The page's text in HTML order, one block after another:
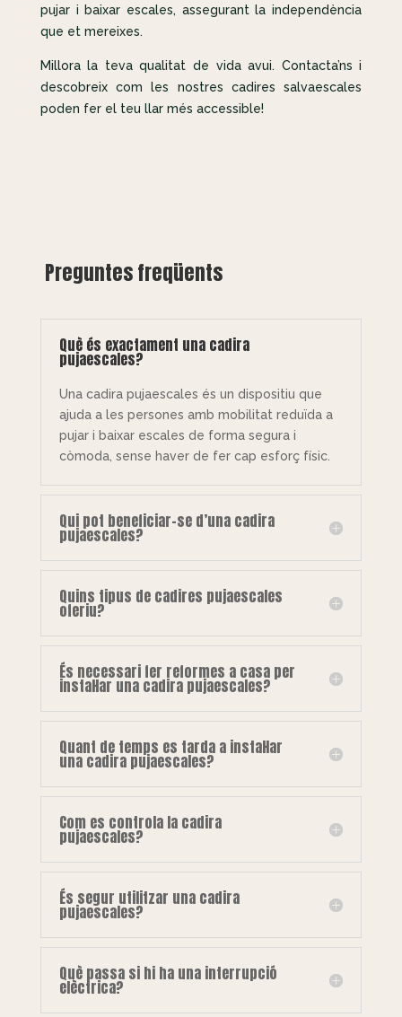
pujar i baixar escales, assegurant la independència
que et mereixes.
Millora la teva qualitat de vida avui. Contacta’ns i
descobreix com les nostres cadires salvaescales
poden fer el teu llar més accessible!
Preguntes freqüents
Què és exactament una cadira
pujaescales?
Una cadira pujaescales és un dispositiu que
ajuda a les persones amb mobilitat reduïda a
pujar i baixar escales de forma segura i
còmoda, sense haver de fer cap esforç físic.
Qui pot beneficiar-se d’una cadira
pujaescales?
Quins tipus de cadires pujaescales
oferiu?
És necessari fer reformes a casa per
instal·lar una cadira pujaescales?
Quant de temps es tarda a instal·lar
una cadira pujaescales?
Com es controla la cadira
pujaescales?
És segur utilitzar una cadira
pujaescales?
Què passa si hi ha una interrupció
elèctrica?